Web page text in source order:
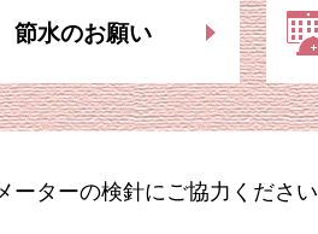
節水のお願い
ーターの検針にご協力ください